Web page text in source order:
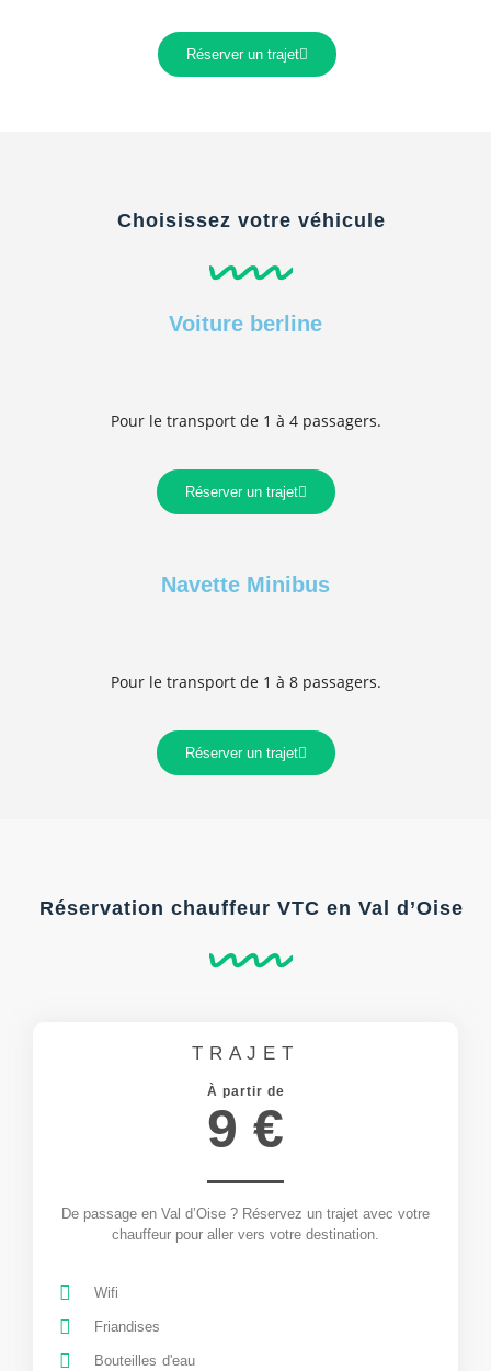
Réserver un trajet
Choisissez votre véhicule
Voiture berline
Pour le transport de 1 à 4 passagers.
Réserver un trajet
Navette Minibus
Pour le transport de 1 à 8 passagers.
Réserver un trajet
Réservation chauffeur VTC en Val d’Oise
TRAJET
À partir de
9 €
De passage en Val d’Oise ? Réservez un trajet avec votre
chauffeur pour aller vers votre destination.
Wifi
Friandises
Bouteilles d'eau